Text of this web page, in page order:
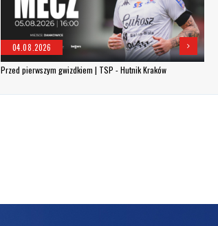
04.08.2026
Przed pierwszym gwizdkiem | TSP - Hutnik Kraków